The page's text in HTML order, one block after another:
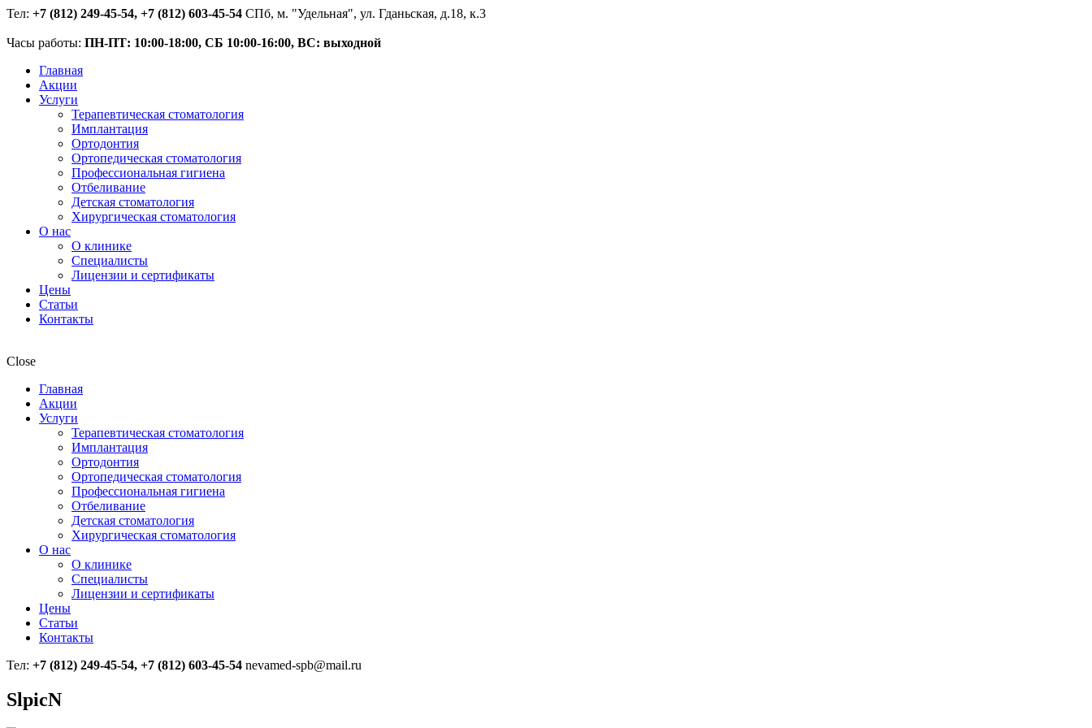
Тел: +7 (812) 249-45-54, +7 (812) 603-45-54 СПб, м. "Удельная", ул. Гданьская, д.18, к.3
Часы работы: ПН-ПТ: 10:00-18:00, СБ 10:00-16:00, ВС: выходной
Главная
Акции
Услуги
Терапевтическая стоматология
Имплантация
Ортодонтия
Ортопедическая стоматология
Профессиональная гигиена
Отбеливание
Детская стоматология
Хирургическая стоматология
О нас
О клинике
Специалисты
Лицензии и сертификаты
Цены
Статьи
Контакты
Close
Главная
Акции
Услуги
Терапевтическая стоматология
Имплантация
Ортодонтия
Ортопедическая стоматология
Профессиональная гигиена
Отбеливание
Детская стоматология
Хирургическая стоматология
О нас
О клинике
Специалисты
Лицензии и сертификаты
Цены
Статьи
Контакты
Тел: +7 (812) 249-45-54, +7 (812) 603-45-54 nevamed-spb@mail.ru
SlpicN